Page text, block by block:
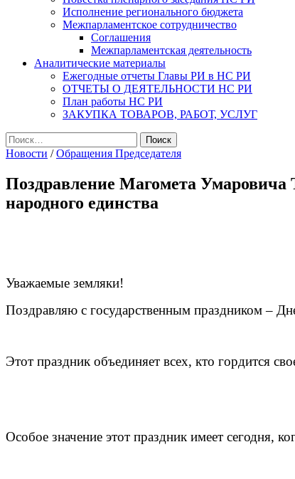
Исполнение регионального бюджета
Межпарламентское сотрудничество
Соглашения
Межпарламентская деятельность
Аналитические материалы
Ежегодные отчеты Главы РИ в НС РИ
ОТЧЕТЫ О ДЕЯТЕЛЬНОСТИ НС РИ
План работы НС РИ
ЗАКУПКА ТОВАРОВ, РАБОТ, УСЛУГ
Найти:
Новости /Обращения Председателя
Поздравление Магомета Умаровича
народного единства
Уважаемые земляки!
Поздравляю с государственным праздником –
Этот праздник объединяет всех, кто гордится
Особое значение этот праздник имеет сегодня,